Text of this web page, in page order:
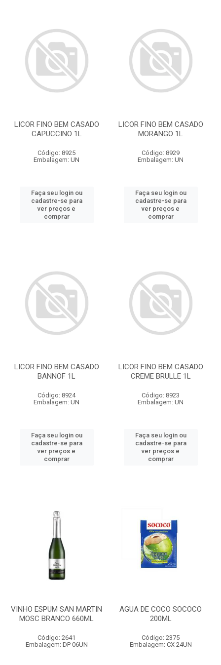
LICOR FINO BEM CASADO
CAPUCCINO 1L
Código: 8925
Embalagem: UN
Faça seu login ou
cadastre-se para
ver preços e
comprar
LICOR FINO BEM CASADO
MORANGO 1L
Código: 8929
Embalagem: UN
Faça seu login ou
cadastre-se para
ver preços e
comprar
LICOR FINO BEM CASADO
BANNOF 1L
Código: 8924
Embalagem: UN
Faça seu login ou
cadastre-se para
ver preços e
comprar
LICOR FINO BEM CASADO
CREME BRULLE 1L
Código: 8923
Embalagem: UN
Faça seu login ou
cadastre-se para
ver preços e
comprar
VINHO ESPUM SAN MARTIN
MOSC BRANCO 660ML
Código: 2641
Embalagem: DP 06UN
AGUA DE COCO SOCOCO
200ML
Código: 2375
Embalagem: CX 24UN